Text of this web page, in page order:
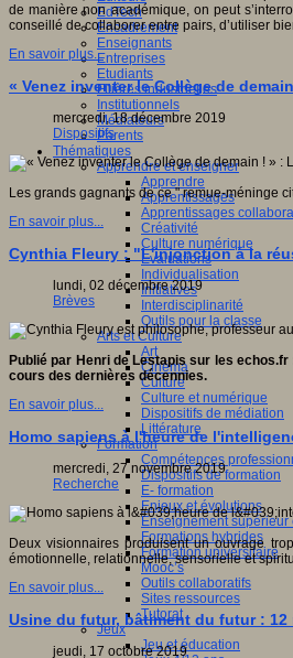
EdTech
Encadrement
Enseignants
Entreprises
Etudiants
Filières industrielles
Institutionnels
Médiateurs
Parents
Thématiques
Apprendre et enseigner
Apprendre
Apprentissages
Apprentissages
Créativité
Culture numérique
Evaluations
Individualisation
Initiatives
Interdisciplinarité
Outils pour la classe
Arts et Culture
Art
Cinéma
Culture
Culture et numérique
Dispositifs de médiation
Littérature
Formation
Compétences
Dispositifs de formation
E- formation
Enjeux et évolutions
Enseignement supérieur
Formations hybrides
Formation universitaire
Mooc’s
Outils collaboratifs
Sites ressources
Tutorat
Jeux
Jeu et éducation
de manière non académique, on peut
conseillé de collaborer entre pairs, d’utiliser
En savoir plus...
« Venez inventer le Collège de
mercredi, 18 décembre 2019
Dispositifs
Les grands gagnants de ce " remue-méninge
En savoir plus...
Cynthia Fleury : "L'injonction à la
lundi, 02 décembre 2019
Brèves
Publié par Henri de Lestapis sur les
cours des dernières décennies.
En savoir plus...
Homo sapiens à l'heure de
mercredi, 27 novembre 2019
Recherche
Deux visionnaires produisent un ouvrage
émotionnelle, relationnelle, sensorielle et
En savoir plus...
Usine du futur, bâtiment du futur : 12
jeudi, 17 octobre 2019